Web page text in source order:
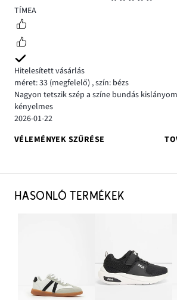
4
TÍMEA
Hitelesített vásárlás
méret: 33 (megfelelő) ,szín: bézs
Nagyon tetszik szép a színe bundás
kényelmes
2026-01-22
VÉLEMÉNYEK SZŰRÉSE
HASONLÓ TERMÉKEK